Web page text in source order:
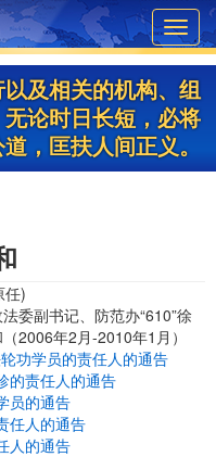
及相关的机构、组
论时日长短，必将
，匡扶人间正义。
任)
委副书记、防范办“610”徐
2006年2月-2010年1月）
功学员的责任人的通告
的责任人的通告
员的通告
任人的通告
人的通告